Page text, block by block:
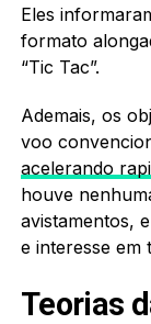
Eles
formato
“Tic Tac”.
Ademais, os
voo
acelerando
houve
avistamentos,
e interesse em
Teorias